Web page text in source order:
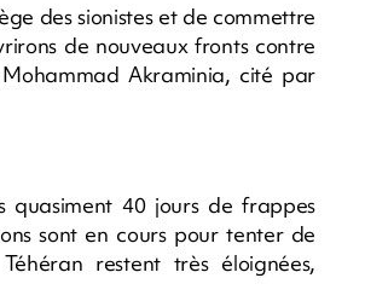
des sionistes et de commettre
de nouveaux fronts contre
Akraminia, cité par
quasiment 40 jours de frappes
sont en cours pour tenter de
restent très éloignées,